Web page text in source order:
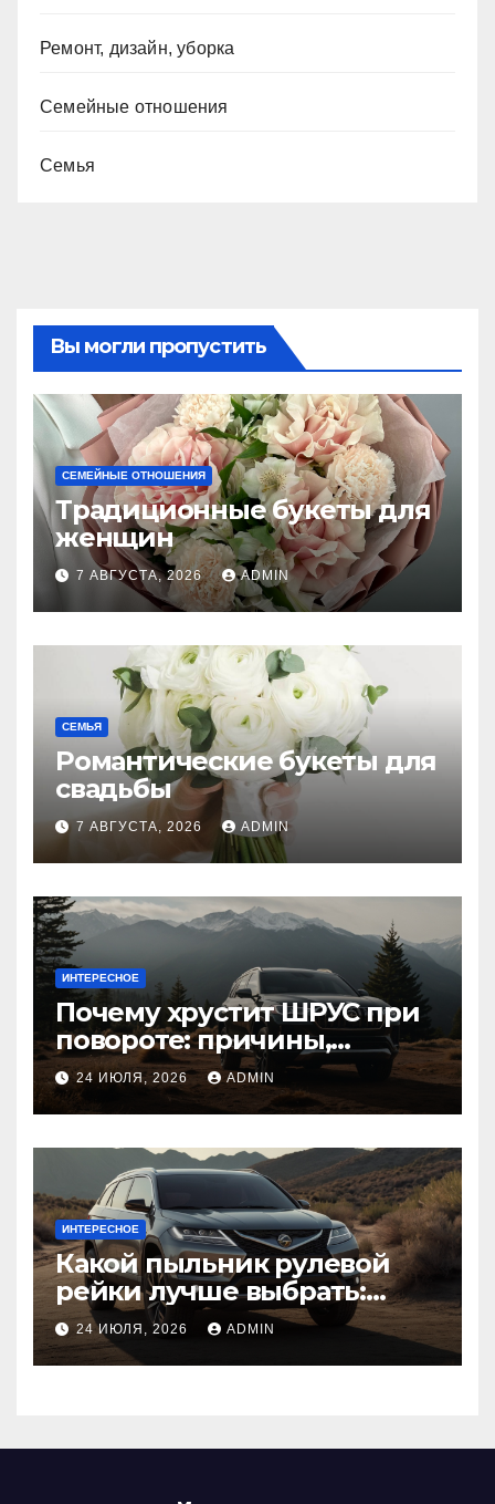
Ремонт, дизайн, уборка
Семейные отношения
Семья
Вы могли пропустить
СЕМЕЙНЫЕ ОТНОШЕНИЯ
Традиционные букеты для
женщин
7 АВГУСТА, 2026 ADMIN
СЕМЬЯ
Романтические букеты для
свадьбы
7 АВГУСТА, 2026 ADMIN
ИНТЕРЕСНОЕ
Почему хрустит ШРУС при
повороте: причины,
диагностика
24 ИЮЛЯ, 2026 ADMIN
ИНТЕРЕСНОЕ
Какой пыльник рулевой
рейки лучше выбрать:
оригинальный или аналог,
резина или полиуретан
24 ИЮЛЯ, 2026 ADMIN